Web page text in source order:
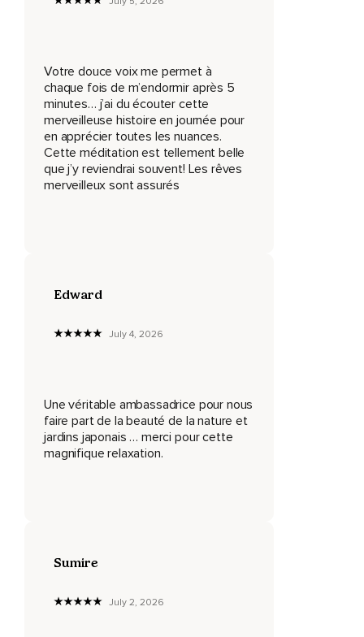
Là-bas,
Le jardin des fées japonaises.
Un sanctuaire enchanté,
Invisible aux yeux pressés.
Et qui se révèle.
Et dans quelques instants,
Le nom de plume de la psychologue de Luciano Jean.
Dans ses voyages nocturnes.
Je suis simplement un guide doux vers le sommeil.
Qui choisissait où aller.
Votre douce voix me permet à
chaque fois de m’endormir après 5
minutes… j’ai du écouter cette
merveilleuse histoire en journée pour
en apprécier toutes les nuances.
Cette méditation est tellement belle
que j’y reviendrai souvent! Les rêves
merveilleux sont assurés
Edward
July 4, 2026
Une véritable ambassadrice pour nous
faire part de la beauté de la nature et
jardins japonais … merci pour cette
magnifique relaxation.
Sumire
July 2, 2026